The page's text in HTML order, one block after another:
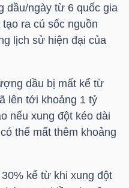
dầu/ngày từ 6 quốc gia
ra cú sốc nguồn
lịch sử hiện đại của
dầu bị mất kể từ
lên tới khoảng 1 tỷ
nếu xung đột kéo dài
thể mất thêm khoảng
kể từ khi xung đột